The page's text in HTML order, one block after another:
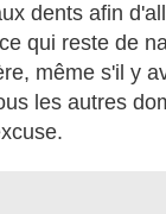
dents afin
qui reste de
même s'il y
les autres